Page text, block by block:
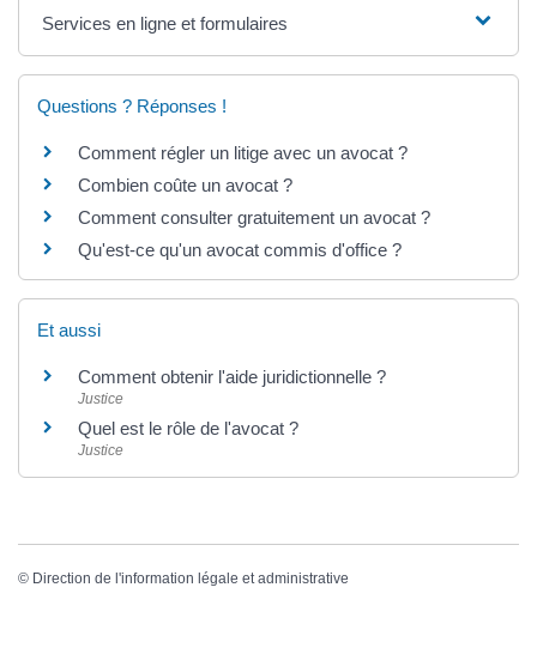
Services en ligne et formulaires
Questions ? Réponses !
Comment régler un litige avec un avocat ?
Combien coûte un avocat ?
Comment consulter gratuitement un avocat ?
Qu'est-ce qu'un avocat commis d'office ?
Et aussi
Comment obtenir l'aide juridictionnelle ?
Justice
Quel est le rôle de l'avocat ?
Justice
© Direction de l'information légale et administrative